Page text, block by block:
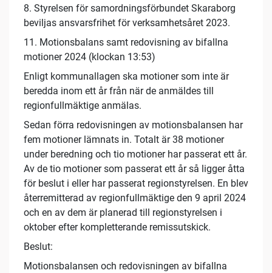
8. Styrelsen för samordningsförbundet Skaraborg
beviljas ansvarsfrihet för verksamhetsåret 2023.
11. Motionsbalans samt redovisning av bifallna
motioner 2024 (klockan 13:53)
Enligt kommunallagen ska motioner som inte är
beredda inom ett år från när de anmäldes till
regionfullmäktige anmälas.
Sedan förra redovisningen av motionsbalansen har
fem motioner lämnats in. Totalt är 38 motioner
under beredning och tio motioner har passerat ett år.
Av de tio motioner som passerat ett år så ligger åtta
för beslut i eller har passerat regionstyrelsen. En blev
återremitterad av regionfullmäktige den 9 april 2024
och en av dem är planerad till regionstyrelsen i
oktober efter kompletterande remissutskick.
Beslut:
Motionsbalansen och redovisningen av bifallna